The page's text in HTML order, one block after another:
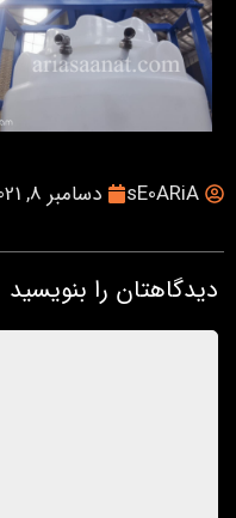
sE0ARiA دسامبر 8, 2021
دیدگاهتان را بنویسید